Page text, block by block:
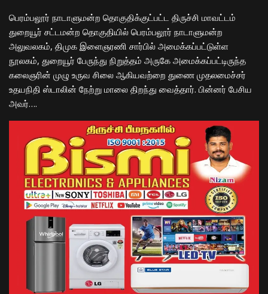
பெரம்பலூர் நாடாளுமன்ற தொகுதிக்குட்பட்ட திருச்சி மாவட்டம்
துறையூர் சட்டமன்ற தொகுதியில் பெரம்பலூர் நாடாளுமன்ற
அலுவலகம், திமுக இளைஞரணி சார்பில் அமைக்கப்பட்டுள்ள
நூலகம், துறையூர் பேருந்து நிறுத்தம் அருகே அமைக்கப்பட்டிருந்த
கலைஞரின் முழு உருவ சிலை ஆகியவற்றை துணை முதலமைச்சர்
உதயநிதி ஸ்டாலின் நேற்று மாலை திறந்து வைத்தார். பின்னர் பேசிய
அவர்….